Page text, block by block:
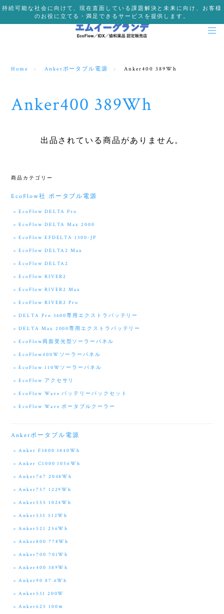
持続可能な社会に向けて、現在直面している課題解決と未来に向け、お客様
のお役に立てる・満足できるサービスを提供します。
Home Ankerポータブル電源 Anker400 389Wh
Anker400 389Wh
出品されている商品がありません。
商品カテゴリー
EcoFlow社 ポータブル電源
EcoFlow DELTA Pro
EcoFlow DELTA Max 2000
EcoFlow EFDELTA 1300-JP
EcoFlow DELTA2 Max
EcoFlow DELTA2
EcoFlow RIVER2
EcoFlow RIVER2 Max
EcoFlow RIVER2 Pro
DELTA Pro 3600専用エクストラバッテリー
DELTA Max 2000専用エクストラバッテリー
EcoFlow両面受光型ソーラーパネル
EcoFlow400Wソーラーパネル
EcoFlow 110Wソーラーパネル
EcoFlow アクセサリ
EcoFlow Wave バッテリーパックセット
EcoFlow Wave ポータブルクーラー
Ankerポータブル電源
Anker F3800 3840Wh
Anker C1000 1056Wh
Anker767 2048Wh
Anker757 1229Wh
Anker555 1024Wh
Anker535 512Wh
Anker521 256Wh
Anker800 778Wh
Anker700 701Wh
Anker400 389Wh
Anker90 87.6Wh
Anker531 200W
Anker625 100ｗ